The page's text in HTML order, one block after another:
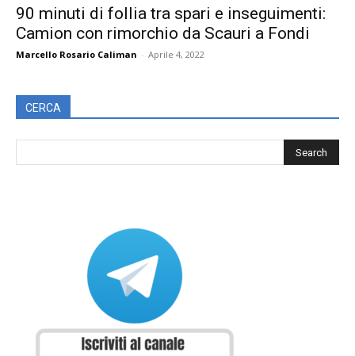
90 minuti di follia tra spari e inseguimenti:
Camion con rimorchio da Scauri a Fondi
Marcello Rosario Caliman - Aprile 4, 2022
CERCA